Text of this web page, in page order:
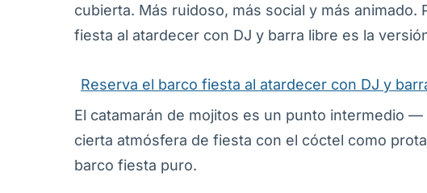
cubierta. Más ruidoso, más social y más
fiesta al atardecer con DJ y barra libre es la
Reserva el barco fiesta al atardecer con DJ y
El catamarán de mojitos es un punto intermedio
cierta atmósfera de fiesta con el cóctel como
barco fiesta puro.